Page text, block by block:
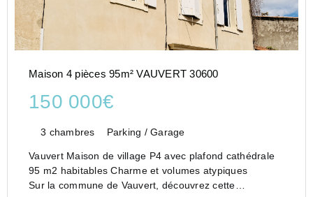
Maison 4 pièces 95m² VAUVERT 30600
150 000€
3 chambres Parking / Garage
Vauvert Maison de village P4 avec plafond cathédrale
95 m2 habitables Charme et volumes atypiques
Sur la commune de Vauvert, découvrez cette